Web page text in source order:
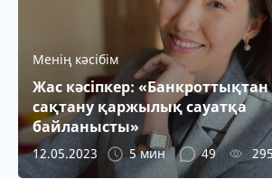
Менің кәсібім
Жас кәсіпкер: «Банкроттықтан
сақтану қаржылық сауатқа
байланысты»
12.05.2023 5 мин 49